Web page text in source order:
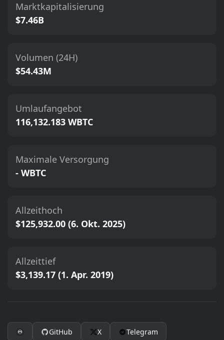
Marktkapitalisierung
$7.46B
Volumen (24H)
$54.43M
Umlaufangebot
116,132.183 WBTC
Maximale Versorgung
- WBTC
Allzeithoch
$125,932.00 (6. Okt. 2025)
Allzeittief
$3,139.17 (1. Apr. 2019)
GitHub X Telegram